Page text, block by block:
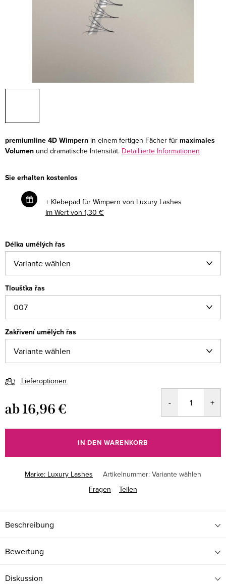
premiumline 4D Wimpern in einem fertigen Fächer für maximales
Volumen und dramatische Intensität. Detaillierte Informationen
Sie erhalten kostenlos
+ Klebepad für Wimpern von Luxury Lashes
Im Wert von 1,30 €
Délka umělých řas
Tloušťka řas
Zakřivení umělých řas
Lieferoptionen
ab16,96 €
IN DEN WARENKORB
Marke: Luxury Lashes Artikelnummer: Variante wählen
Fragen
Teilen
Beschreibung
Bewertung
Diskussion